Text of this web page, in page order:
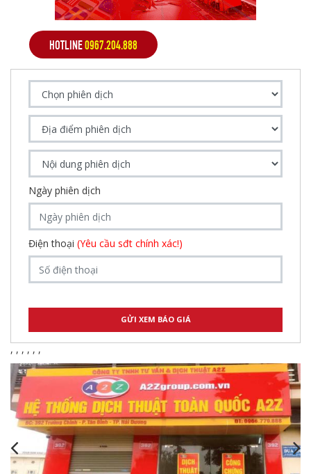
HOTLINE0967.204.888
Ngày phiên dịch
Điện thoại (Yêu cầu sđt chính xác!)
, , , , , ,